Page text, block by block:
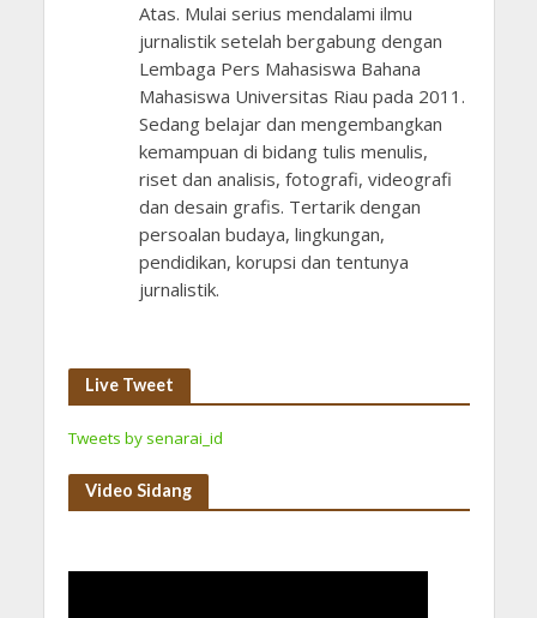
Atas. Mulai serius mendalami ilmu
jurnalistik setelah bergabung dengan
Lembaga Pers Mahasiswa Bahana
Mahasiswa Universitas Riau pada 2011.
Sedang belajar dan mengembangkan
kemampuan di bidang tulis menulis,
riset dan analisis, fotografi, videografi
dan desain grafis. Tertarik dengan
persoalan budaya, lingkungan,
pendidikan, korupsi dan tentunya
jurnalistik.
Live Tweet
Tweets by senarai_id
Video Sidang